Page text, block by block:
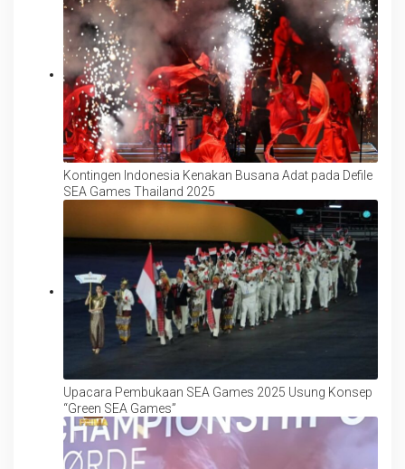
Kontingen Indonesia Kenakan Busana Adat pada Defile
SEA Games Thailand 2025
Upacara Pembukaan SEA Games 2025 Usung Konsep
“Green SEA Games”